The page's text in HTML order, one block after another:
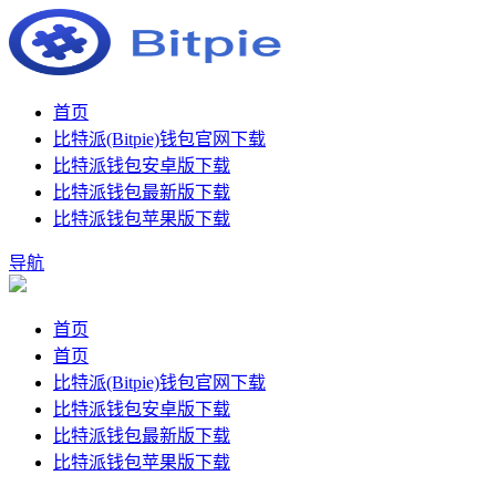
首页
比特派(Bitpie)钱包官网下载
比特派钱包安卓版下载
比特派钱包最新版下载
比特派钱包苹果版下载
导航
首页
首页
比特派(Bitpie)钱包官网下载
比特派钱包安卓版下载
比特派钱包最新版下载
比特派钱包苹果版下载